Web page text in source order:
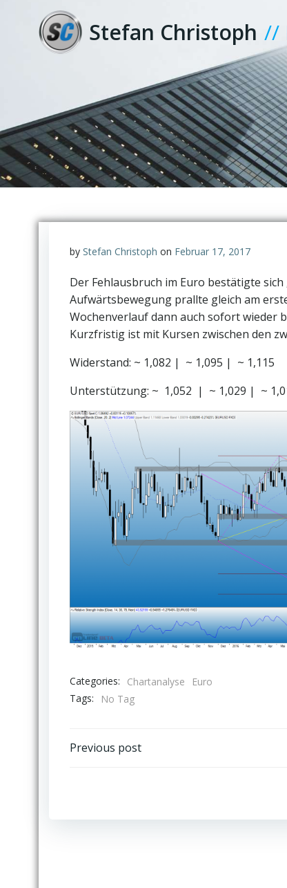
springen
Stefan Christoph //
by Stefan Christoph on Februar 17, 2017
Der Fehlausbruch im Euro bestätigte
Aufwärtsbewegung prallte gleich am
Wochenverlauf dann auch sofort wieder
Kurzfristig ist mit Kursen zwischen den
Widerstand: ~ 1,082 | ~ 1,095 | ~ 1,115
Unterstützung: ~ 1,052 | ~ 1,029 | ~
Categories: Chartanalyse
Euro
Tags:
No Tag
Post
Previous post